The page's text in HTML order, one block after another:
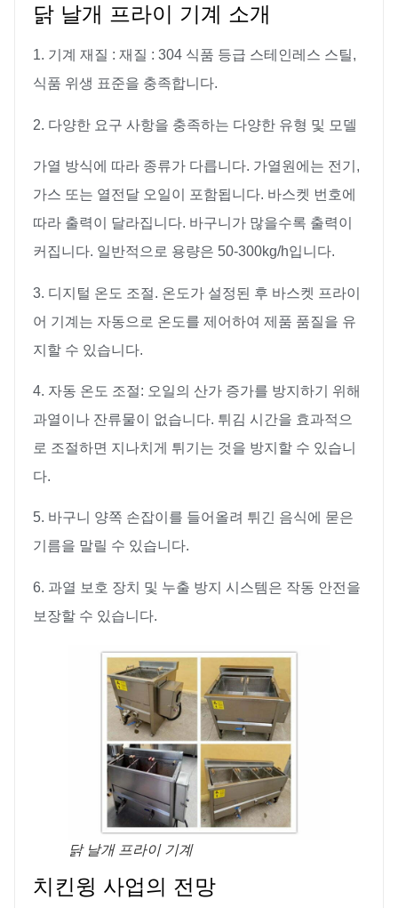
닭 날개 프라이 기계 소개
1. 기계 재질 : 재질 : 304 식품 등급 스테인레스 스틸,
식품 위생 표준을 충족합니다.
2. 다양한 요구 사항을 충족하는 다양한 유형 및 모델
가열 방식에 따라 종류가 다릅니다. 가열원에는 전기,
가스 또는 열전달 오일이 포함됩니다. 바스켓 번호에
따라 출력이 달라집니다. 바구니가 많을수록 출력이
커집니다. 일반적으로 용량은 50-300kg/h입니다.
3. 디지털 온도 조절. 온도가 설정된 후 바스켓 프라이
어 기계는 자동으로 온도를 제어하여 제품 품질을 유
지할 수 있습니다.
4. 자동 온도 조절: 오일의 산가 증가를 방지하기 위해
과열이나 잔류물이 없습니다. 튀김 시간을 효과적으
로 조절하면 지나치게 튀기는 것을 방지할 수 있습니
다.
5. 바구니 양쪽 손잡이를 들어올려 튀긴 음식에 묻은
기름을 말릴 수 있습니다.
6. 과열 보호 장치 및 누출 방지 시스템은 작동 안전을
보장할 수 있습니다.
닭 날개 프라이 기계
치킨윙 사업의 전망